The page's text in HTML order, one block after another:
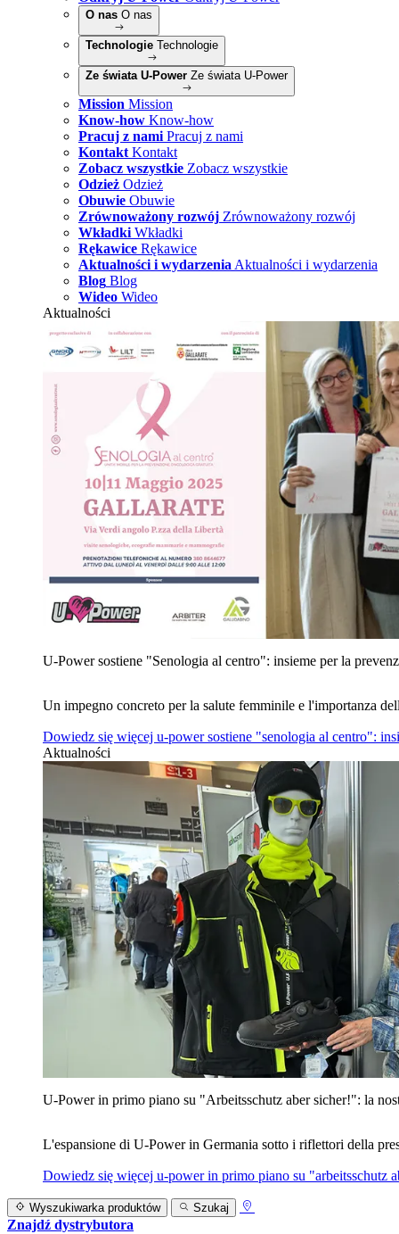
O nas O nas
Technologie Technologie
Ze świata U-Power Ze świata U-Power
Mission Mission
Know-how Know-how
Pracuj z nami Pracuj z nami
Kontakt Kontakt
Zobacz wszystkie Zobacz wszystkie
Odzież Odzież
Obuwie Obuwie
Zrównoważony rozwój Zrównoważony rozwój
Wkładki Wkładki
Rękawice Rękawice
Aktualności i wydarzenia Aktualności i wydarzenia
Blog Blog
Wideo Wideo
Aktualności
U‑Power sostiene "Senologia al centro": insieme per la
Un impegno concreto per la salute femminile e l'importanza
Dowiedz się więcej u‑power sostiene "senologia al centro":
Aktualności
U‑Power in primo piano su "Arbeitsschutz aber sicher!": la
L'espansione di U‑Power in Germania sotto i riflettori della
Dowiedz się więcej u‑power in primo piano su "arbeitsschutz
Wyszukiwarka produktów Szukaj
Znajdź dystrybutora